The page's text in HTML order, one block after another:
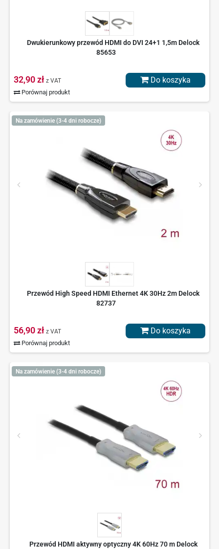
Dwukierunkowy przewód HDMI do DVI 24+1 1,5m Delock
85653
32,90 zł z VAT
Porównaj produkt
Do koszyka
Na zamówienie (3-4 dni robocze)
Przewód High Speed HDMI Ethernet 4K 30Hz 2m Delock
82737
56,90 zł z VAT
Porównaj produkt
Do koszyka
Na zamówienie (3-4 dni robocze)
Przewód HDMI aktywny optyczny 4K 60Hz 70 m Delock